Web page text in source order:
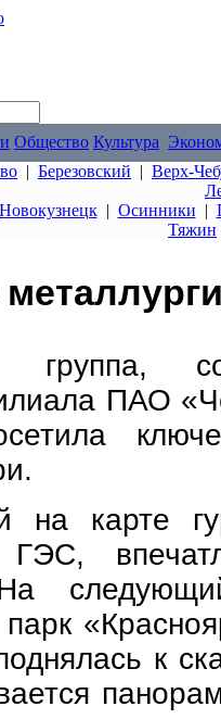
Общество Культура
| Березовский | Верх-
Новокузнецк| Осинники |
Тяжин
группа,
ПАО
на карте
ГЭС,
к